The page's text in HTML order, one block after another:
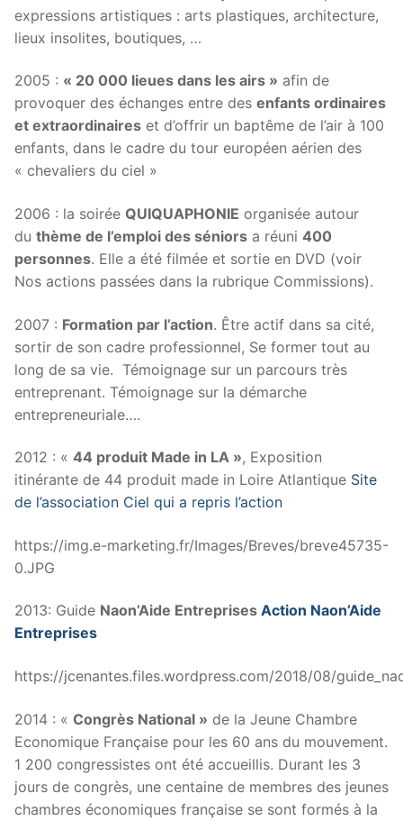
expressions artistiques : arts plastiques, architecture,
lieux insolites, boutiques, …
2005 : « 20 000 lieues dans les airs » afin de
provoquer des échanges entre des enfants ordinaires
et extraordinaires et d’offrir un baptême de l’air à 100
enfants, dans le cadre du tour européen aérien des
« chevaliers du ciel »
2006 : la soirée QUIQUAPHONIE organisée autour
du thème de l’emploi des séniors a réuni 400
personnes. Elle a été filmée et sortie en DVD (voir
Nos actions passées dans la rubrique Commissions).
2007 : Formation par l’action. Être actif dans sa cité,
sortir de son cadre professionnel, Se former tout au
long de sa vie. Témoignage sur un parcours très
entreprenant. Témoignage sur la démarche
entrepreneuriale….
2012 : « 44 produit Made in LA », Exposition
itinérante de 44 produit made in Loire Atlantique Site
de l’association Ciel qui a repris l’action
https://img.e-marketing.fr/Images/Breves/breve45735-
0.JPG
2013: Guide Naon’Aide Entreprises Action Naon’Aide
Entreprises
https://jcenantes.files.wordpress.com/2018/08/
2014 : « Congrès National » de la Jeune Chambre
Economique Française pour les 60 ans du mouvement.
1 200 congressistes ont été accueillis. Durant les 3
jours de congrès, une centaine de membres des jeunes
chambres économiques française se sont formés à la